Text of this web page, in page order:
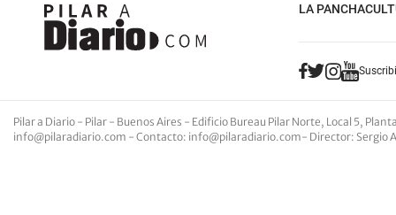
LA PANCHA
Pilar a Diario - Pilar - Buenos Aires - Edificio Bureau Pilar Norte, Local 5,
info@pilaradiario.com - Contacto: info@pilaradiario.com- Director: Sergio